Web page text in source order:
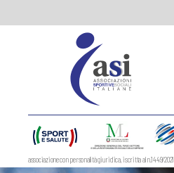
ASI
Nazionale
associazione con personalità giuridica, iscritta al n.1449/2021